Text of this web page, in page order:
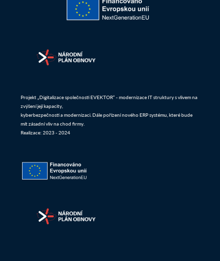
Projekt „Digitalizace společnosti EVEKTOR“ - modernizace IT struktury s vlivem na
zvýšení její kapacity,
kyberbezpečnosti a modernizaci. Dále pořízení nového ERP systému, které bude
mít zásadní vliv na chod firmy.
Realizace: 2023 - 2024